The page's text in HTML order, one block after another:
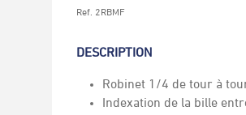
Ref. 2RBMF
DESCRIPTION
Robinet 1/4 de tour à
Indexation de la bille